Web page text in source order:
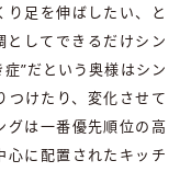
足を伸ばしたい、と
としてできるだけシン
”だという奥様はシン
つけたり、変化させて
グは一番優先順位の高
心に配置されたキッチ